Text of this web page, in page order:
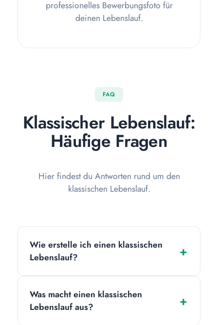
professionelles Bewerbungsfoto für
deinen Lebenslauf.
FAQ
Klassischer Lebenslauf:
Häufige Fragen
Hier findest du Antworten rund um den
klassischen Lebenslauf.
Wie erstelle ich einen klassischen
Lebenslauf?
und fülle die vorgegebenen Abschnitte aus
– antichronologisch, also mit der aktuellsten
Was macht einen klassischen
Lebenslauf aus?